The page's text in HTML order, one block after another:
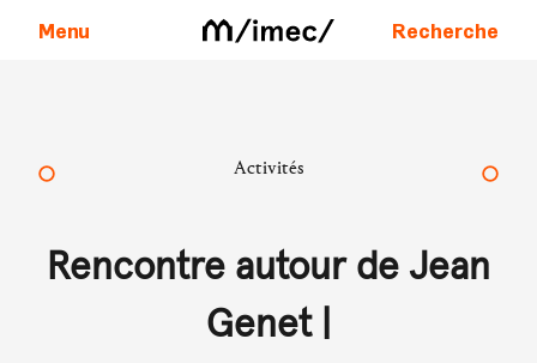
Menu Recherche
Activités
Rencontre autour de Jean
Genet |